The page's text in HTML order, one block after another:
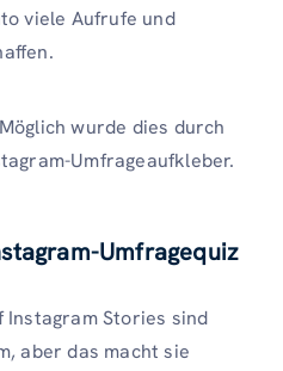
viele Aufrufe und
wurde dies durch
Umfrageaufkleber.
Umfragequiz
Instagram Stories sind
aber das macht sie